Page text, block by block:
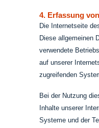
4. Erfassung
Die Internetseite
Diese allgemeinen
verwendete
auf unserer
zugreifenden
Bei der Nutzung
Inhalte unserer
Systeme und der